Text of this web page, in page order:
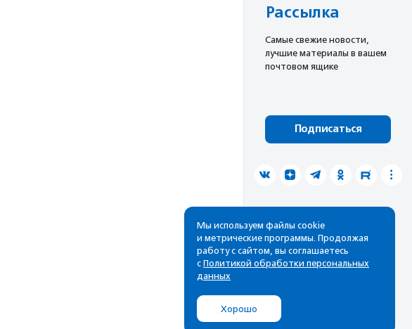
Рассылка
Cамые свежие новости,
лучшие материалы в вашем
почтовом ящике
Подписаться
Мы используем файлы cookie
и метрические программы. Продолжая
работу с сайтом, вы соглашаетесь
с Политикой обработки персональных
данных
Хорошо